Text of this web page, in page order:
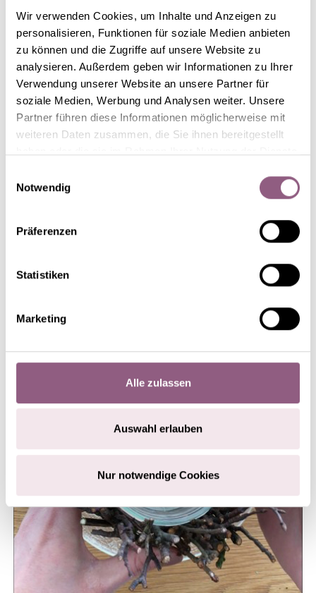
Wir verwenden Cookies, um Inhalte und Anzeigen zu
personalisieren, Funktionen für soziale Medien anbieten
zu können und die Zugriffe auf unsere Website zu
analysieren. Außerdem geben wir Informationen zu Ihrer
Verwendung unserer Website an unsere Partner für
soziale Medien, Werbung und Analysen weiter. Unsere
Partner führen diese Informationen möglicherweise mit
weiteren Daten zusammen, die Sie ihnen bereitgestellt
Notwendig
Präferenzen
Statistiken
Marketing
Alle zulassen
Auswahl erlauben
Nur notwendige Cookies
SCHRITT 1
Zweige am Glas abmessen (sie sollten etwas länger
Überlängen abschneiden. Einzelne Zweige
anderen möglichst dicht miteinander verbinden. Ggf.
Lücken zu schließen.